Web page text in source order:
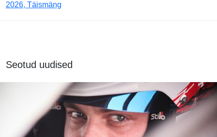
2026, Täismäng
Seotud uudised